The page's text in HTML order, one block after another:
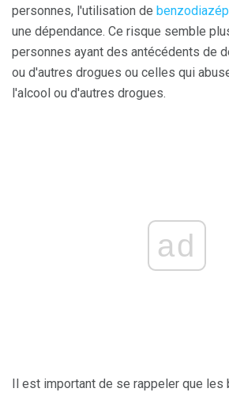
personnes, l'utilisation de
une dépendance. Ce risque semble
personnes ayant des antécédents de
ou d'autres drogues ou celles qui
l'alcool ou d'autres drogues.
ad
Il est important de se rappeler que les